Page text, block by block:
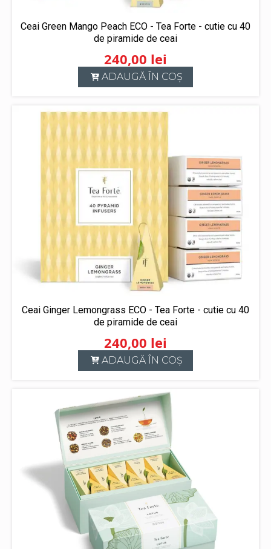
Ceai Green Mango Peach ECO - Tea Forte - cutie cu 40
de piramide de ceai
240,00 lei
ADAUGĂ ÎN COȘ
Ceai Ginger Lemongrass ECO - Tea Forte - cutie cu 40
de piramide de ceai
240,00 lei
ADAUGĂ ÎN COȘ